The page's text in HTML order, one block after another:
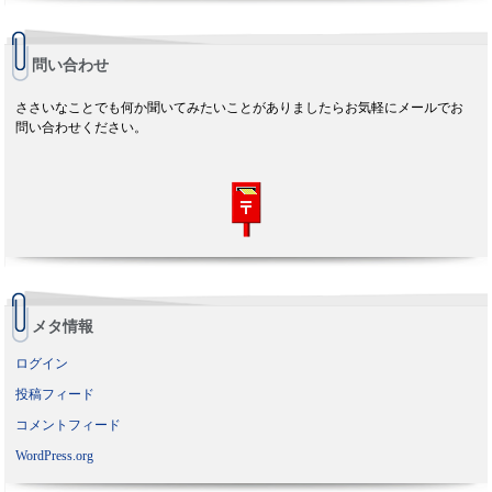
問い合わせ
ささいなことでも何か聞いてみたいことがありましたらお気軽にメールでお
問い合わせください。
メタ情報
ログイン
投稿フィード
コメントフィード
WordPress.org